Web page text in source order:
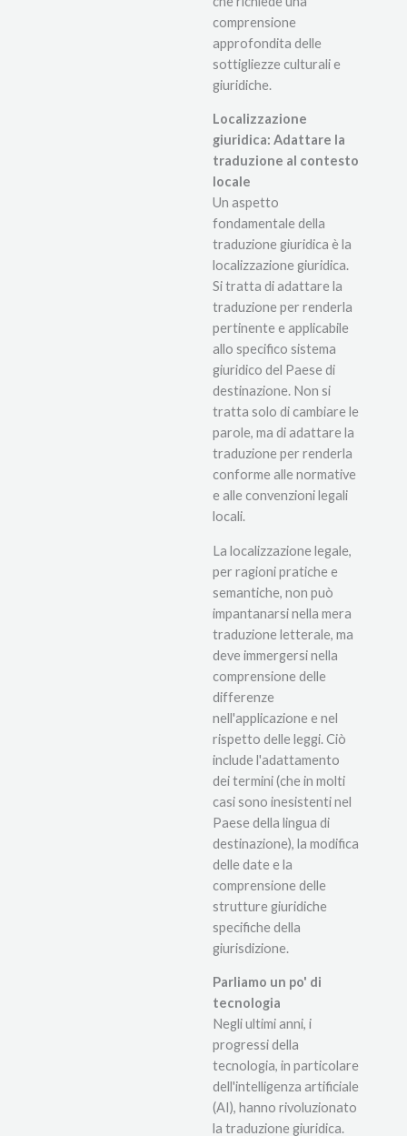
comprensione
approfondita delle
sottigliezze culturali e
giuridiche.
Localizzazione
giuridica: Adattare la
traduzione al contesto
locale
Un aspetto
fondamentale della
traduzione giuridica è la
localizzazione giuridica.
Si tratta di adattare la
traduzione per renderla
pertinente e applicabile
allo specifico sistema
giuridico del Paese di
destinazione. Non si
tratta solo di cambiare le
parole, ma di adattare la
traduzione per renderla
conforme alle normative
e alle convenzioni legali
locali.
La localizzazione legale,
per ragioni pratiche e
semantiche, non può
impantanarsi nella mera
traduzione letterale, ma
deve immergersi nella
comprensione delle
differenze
nell'applicazione e nel
rispetto delle leggi. Ciò
include l'adattamento
dei termini (che in molti
casi sono inesistenti nel
Paese della lingua di
destinazione), la modifica
delle date e la
comprensione delle
strutture giuridiche
specifiche della
giurisdizione.
Parliamo un po' di
tecnologia
Negli ultimi anni, i
progressi della
tecnologia, in particolare
dell'intelligenza artificiale
(AI), hanno rivoluzionato
la traduzione giuridica.